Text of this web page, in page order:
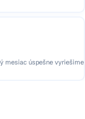
mesiac úspešne vyriešime